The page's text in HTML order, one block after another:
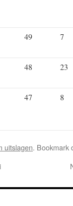
49 7
48 23
47 8
uitslagen. Bookmark